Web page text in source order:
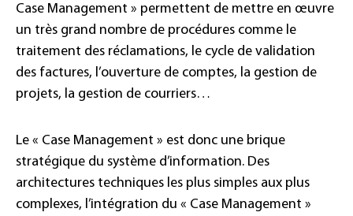
Case Management » permettent de mettre en œuvre
un très grand nombre de procédures comme le
traitement des réclamations, le cycle de validation
des factures, l’ouverture de comptes, la gestion de
projets, la gestion de courriers…
Le « Case Management » est donc une brique
stratégique du système d’information. Des
architectures techniques les plus simples aux plus
complexes, l’intégration du « Case Management »